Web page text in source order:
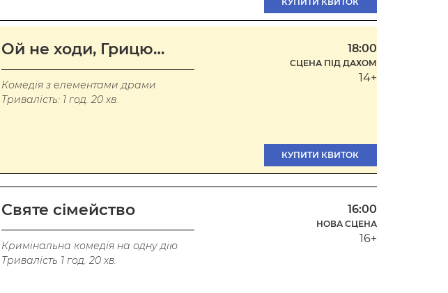
Ой не ходи, Грицю…
Комедія з елементами драми
Тривалість: 1 год. 20 хв.
18:00
СЦЕНА ПІД ДАХОМ
14+
КУПИТИ КВИТОК
Святе сімейство
Кримінальна комедія на одну дію
Тривалість 1 год. 20 хв.
16:00
НОВА СЦЕНА
16+